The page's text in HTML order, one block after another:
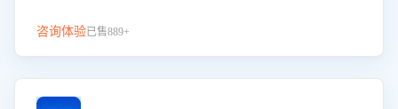
咨询体验已售889+